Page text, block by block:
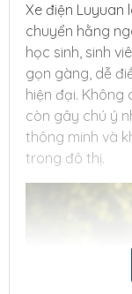
Xe điện Luyuan
chuyển hằng
học sinh, sinh
gọn gàng, dễ
hiện đại. Không
còn gây chú ý
thông minh và
trong đô thị.